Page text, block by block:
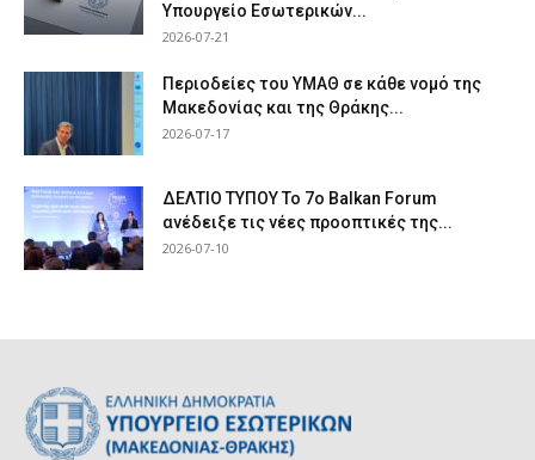
Υπουργείο Εσωτερικών...
2026-07-21
Περιοδείες του ΥΜΑΘ σε κάθε νομό της
Μακεδονίας και της Θράκης...
2026-07-17
ΔΕΛΤΙΟ ΤΥΠΟΥ Το 7ο Balkan Forum
ανέδειξε τις νέες προοπτικές της...
2026-07-10